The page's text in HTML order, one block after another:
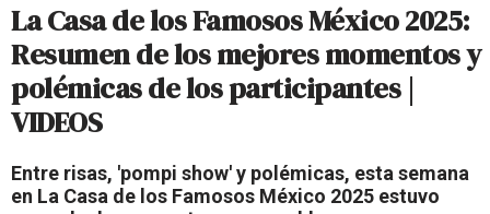
a
r
B
e
La Casa de los Famosos México 2025:
Resumen de los mejores momentos y
polémicas de los participantes |
VIDEOS
Entre risas, 'pompi show' y polémicas, esta semana
en La Casa de los Famosos México 2025 estuvo